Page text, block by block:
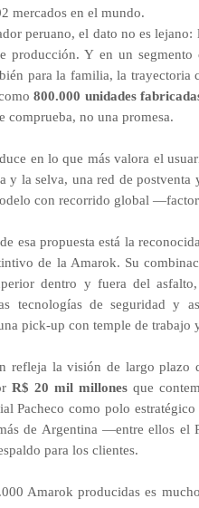
mercados en el mundo.
peruano, el dato no es
producción. Y en un
para la familia, la trayectoria
800.000 unidades
comprueba, no una promesa.
en lo que más valora el
y la selva, una red de
con recorrido global
esa propuesta está la
de la Amarok. Su
dentro y fuera del
tecnologías de seguridad y
pick-up con temple de trabajo
refleja la visión de largo plazo
R$ 20 mil millones que
Pacheco como polo
de Argentina —entre ellos
para los clientes.
Amarok producidas es